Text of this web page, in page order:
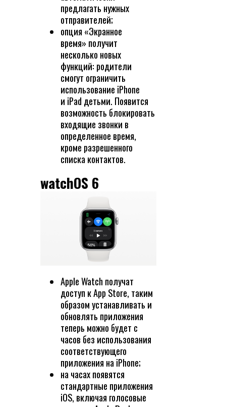
предлагать нужных
отправителей;
опция «Экранное
время» получит
несколько новых
функций: родители
смогут ограничить
использование iPhone
и iPad детьми. Появится
возможность блокировать
входящие звонки в
определенное время,
кроме разрешенного
списка контактов.
watchOS 6
Apple Watch получат
доступ к App Store, таким
образом устанавливать и
обновлять приложения
теперь можно будет с
часов без использования
соответствующего
приложения на iPhone;
на часах появятся
стандартные приложения
iOS, включая голосовые